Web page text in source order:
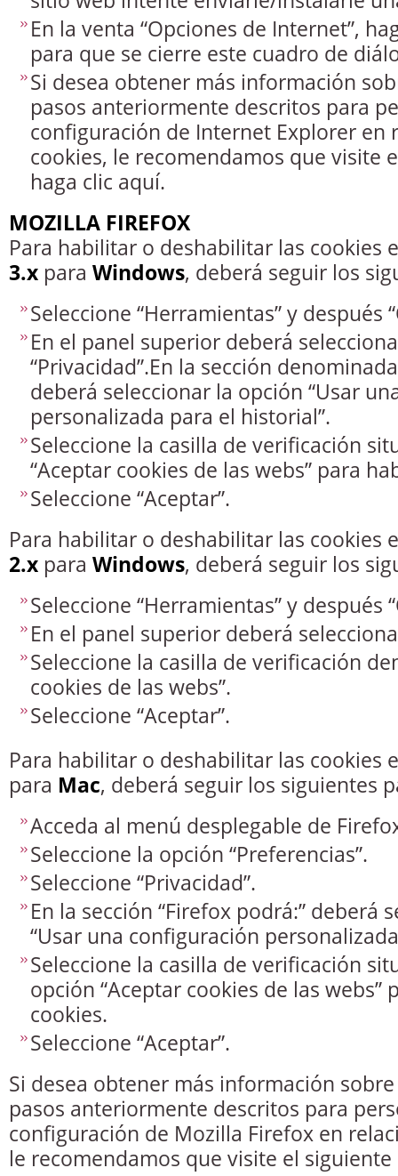
En la venta “Opciones de Internet”,
para que se cierre este cuadro de
Si desea obtener más información
pasos anteriormente descritos para
configuración de Internet Explorer en
cookies, le recomendamos que visite
haga clic aquí.
MOZILLA FIREFOX
Para habilitar o deshabilitar las cookies
3.x para Windows, deberá seguir los
Seleccione “Herramientas” y después
En el panel superior deberá
“Privacidad”.En la sección
deberá seleccionar la opción “Usar
personalizada para el historial”.
Seleccione la casilla de verificación
“Aceptar cookies de las webs” para
Seleccione “Aceptar”.
Para habilitar o deshabilitar las cookies
2.x para Windows, deberá seguir los
Seleccione “Herramientas” y después
En el panel superior deberá
Seleccione la casilla de verificación
cookies de las webs”.
Seleccione “Aceptar”.
Para habilitar o deshabilitar las cookies
para Mac, deberá seguir los siguientes
Acceda al menú desplegable de
Seleccione la opción “Preferencias”.
Seleccione “Privacidad”.
En la sección “Firefox podrá:” deberá
“Usar una configuración
Seleccione la casilla de verificación
opción “Aceptar cookies de las webs”
cookies.
Seleccione “Aceptar”.
Si desea obtener más información
pasos anteriormente descritos para
configuración de Mozilla Firefox en
le recomendamos que visite el